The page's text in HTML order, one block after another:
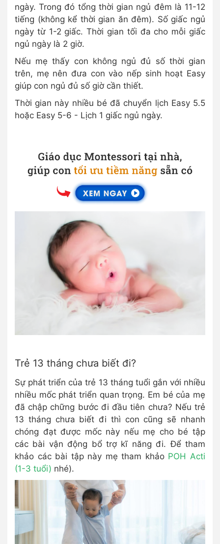
ngày. Trong đó tổng thời gian ngủ đêm là 11-12
tiếng (không kể thời gian ăn đêm). Số giấc ngủ
ngày từ 1-2 giấc. Thời gian tối đa cho mỗi giấc
ngủ ngày là 2 giờ.
Nếu mẹ thấy con không ngủ đủ số thời gian
trên, mẹ nên đưa con vào nếp sinh hoạt Easy
giúp con ngủ đủ số giờ cần thiết.
Thời gian này nhiều bé đã chuyển lịch Easy 5.5
hoặc Easy 5-6 - Lịch 1 giấc ngủ ngày.
Trẻ 13 tháng chưa biết đi?
Sự phát triển của trẻ 13 tháng tuổi gắn với nhiều
nhiều mốc phát triển quan trọng. Em bé của mẹ
đã chập chững bước đi đầu tiên chưa? Nếu trẻ
13 tháng chưa biết đi thì con cũng sẽ nhanh
chóng đạt được mốc này nếu mẹ cho bé tập
các bài vận động bổ trợ kĩ năng đi. Để tham
khảo các bài tập này mẹ tham khảo POH Acti
(1-3 tuổi) nhé).